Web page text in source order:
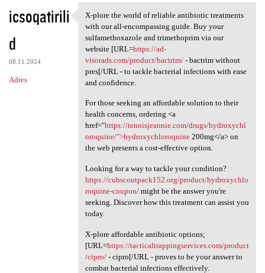
icsoqatirili
d
08.11.2024
Adres
X-plore the world of reliable
X-plore the world of reliable antibiotic treatments
with our all-encompassing guide. Buy your
sulfamethoxazole and trimethoprim via our
website [URL=https://ad-
visorads.com/product/bactrim/- bactrim without
pres[/URL - to tackle bacterial infections with ease
and confidence.
For those seeking an affordable solution to their
health concerns, ordering <a
href="https://tennisjeannie.com/drugs/hydroxychl
oroquine/">hydroxychloroquine200mg</a> on
the web presents a cost-effective option.
Looking for a way to tackle your condition?
https://cubscoutpack152.org/product/hydroxychlo
roquine-coupon/might be the answer you're
seeking. Discover how this treatment can assist you
today.
X-plore affordable antibiotic options;
[URL=https://tacticaltrappingservices.com/product
/cipro/- cipro[/URL - proves to be your answer to
combat bacterial infections effectively.